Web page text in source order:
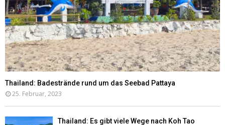
Thailand: Badestrände rund um das Seebad Pattaya
25. Februar, 2023
Thailand: Es gibt viele Wege nach Koh Tao